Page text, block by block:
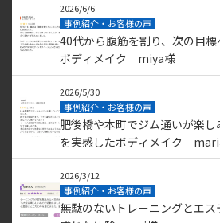
2026/6/6
事例紹介・お客様の声
40代から腹筋を割り、次の目
ボディメイク miya様
2026/5/30
事例紹介・お客様の声
肥後橋や本町でジム通いが楽
を実感したボディメイク
2026/3/12
事例紹介・お客様の声
無駄のないトレーニングとエ